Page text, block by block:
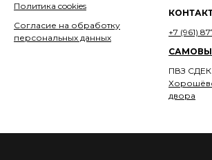
Политика cookies
Согласие на обработку
персональных данных
+7 (961)
ПВЗ СДЕК
двора